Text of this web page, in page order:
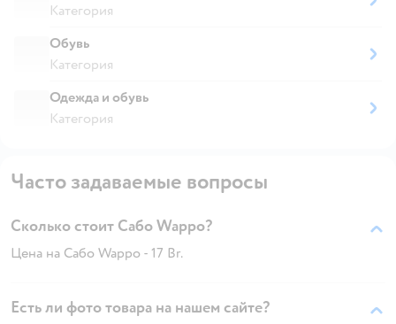
Категория
Обувь
Категория
Одежда и обувь
Категория
Часто задаваемые вопросы
Сколько стоит Сабо Wappo?
Цена на Сабо Wappo - 17 Br.
Есть ли фото товара на нашем сайте?